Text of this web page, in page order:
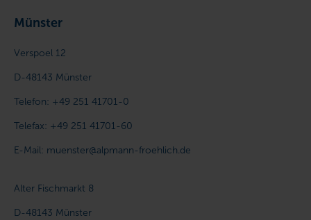
Münster
Verspoel 12
D-48143 Münster
Telefon: +49 251 41701-0
Telefax: +49 251 41701-60
E-Mail: muenster@alpmann-froehlich.de
Alter Fischmarkt 8
D-48143 Münster